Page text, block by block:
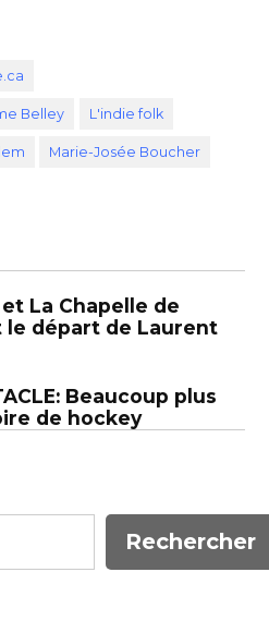
Belley L'indie folk
Marie-Josée Boucher
La Chapelle de
le départ de Laurent
Beaucoup plus
de hockey
Rechercher